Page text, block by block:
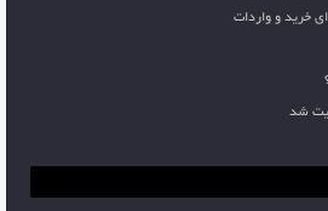
خرید و واردات
شد